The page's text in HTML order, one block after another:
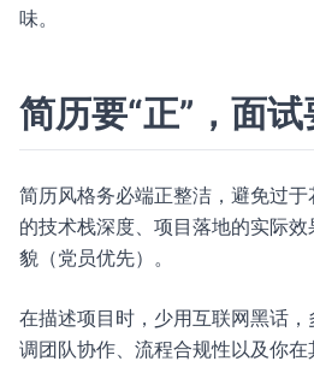
味。
简历要“正”，面试
简历风格务必端正整洁，避免过
的技术栈深度、项目落地的实际
貌（党员优先）。
在描述项目时，少用互联网黑话
调团队协作、流程合规性以及你